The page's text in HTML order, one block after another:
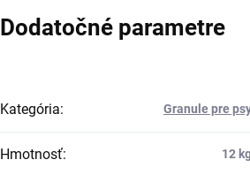
Dodatočné parametre
Kategória: Granule pre
Hmotnosť: 12